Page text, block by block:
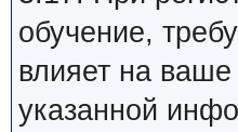
обучение,
влияет на
указанной